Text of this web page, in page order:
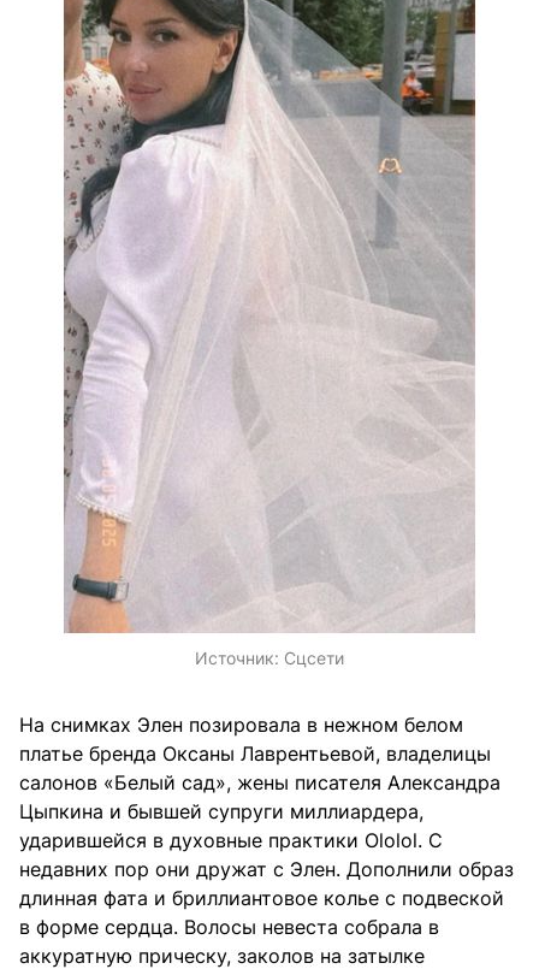
Источник: Сцсети
На снимках Элен позировала в нежном белом
платье бренда Оксаны Лаврентьевой, владелицы
салонов «Белый сад», жены писателя Александра
Цыпкина и бывшей супруги миллиардера,
ударившейся в духовные практики Ololol. С
недавних пор они дружат с Элен. Дополнили образ
длинная фата и бриллиантовое колье с подвеской
в форме сердца. Волосы невеста собрала в
аккуратную прическу, заколов на затылке